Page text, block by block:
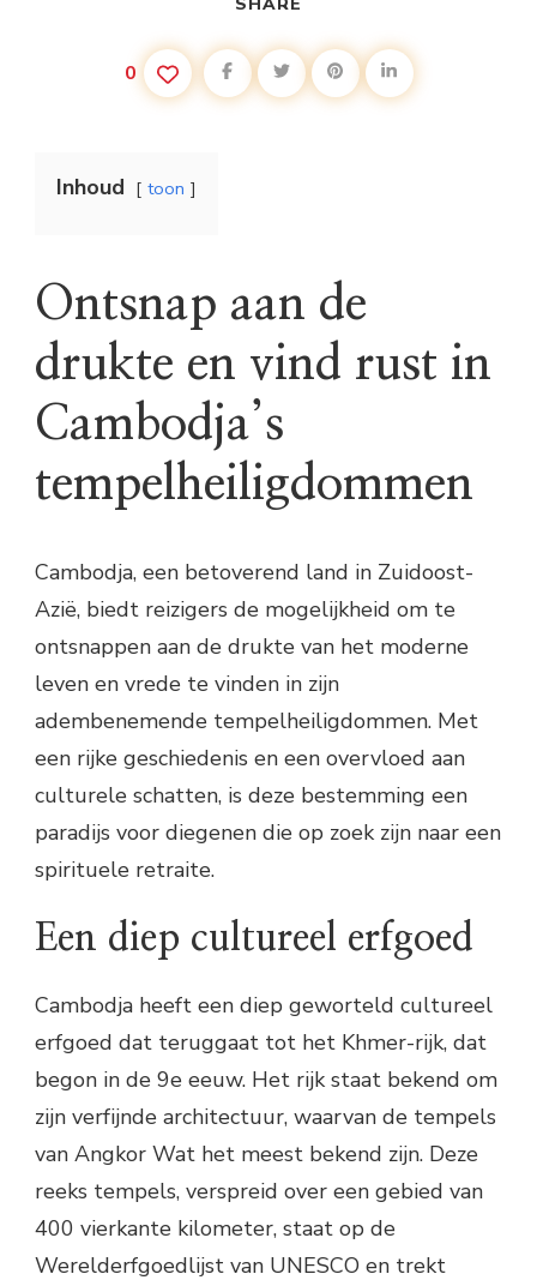
0
Inhoud toon
Ontsnap aan de
drukte en vind rust in
Cambodja’s
tempelheiligdommen
Cambodja, een betoverend land in Zuidoost-
Azië, biedt reizigers de mogelijkheid om te
ontsnappen aan de drukte van het moderne
leven en vrede te vinden in zijn
adembenemende tempelheiligdommen. Met
een rijke geschiedenis en een overvloed aan
culturele schatten, is deze bestemming een
paradijs voor diegenen die op zoek zijn naar een
spirituele retraite.
Een diep cultureel erfgoed
Cambodja heeft een diep geworteld cultureel
erfgoed dat teruggaat tot het Khmer-rijk, dat
begon in de 9e eeuw. Het rijk staat bekend om
zijn verfijnde architectuur, waarvan de tempels
van Angkor Wat het meest bekend zijn. Deze
reeks tempels, verspreid over een gebied van
400 vierkante kilometer, staat op de
Werelderfgoedlijst van UNESCO en trekt